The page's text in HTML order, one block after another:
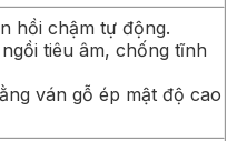
hồi chậm tự động.
tiêu âm, chống tĩnh
ván gỗ ép mật độ cao